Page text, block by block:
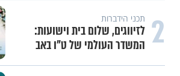
2 תכני הידברות
לזיווגים, שלום בית וישועות:
המשדר העולמי של ט"ו באב